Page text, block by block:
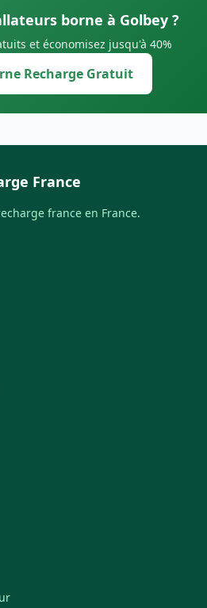
borne à Golbey ?
et économisez jusqu'à 40%
Recharge Gratuit
France
france en France.